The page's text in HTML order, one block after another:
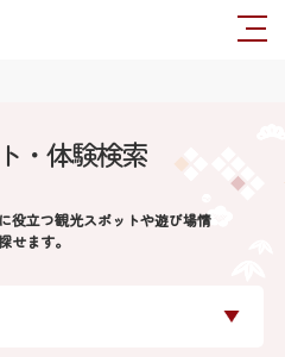
・体験検索
役立つ観光スポットや遊び場情
せます。